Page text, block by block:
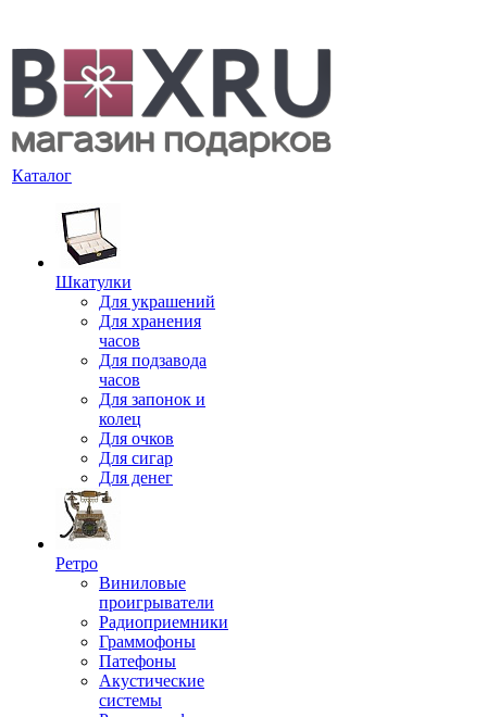
Каталог
Шкатулки
Для украшений
Для хранения
часов
Для подзавода
часов
Для запонок и
колец
Для очков
Для сигар
Для денег
Ретро
Виниловые
проигрыватели
Радиоприемники
Граммофоны
Патефоны
Акустические
системы